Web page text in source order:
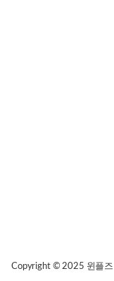
Copyright © 2025 윈플즈